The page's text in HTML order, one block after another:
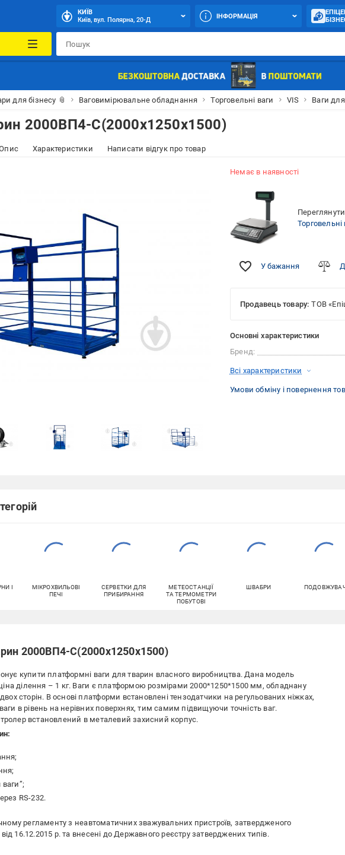
КИЇВ
Київ, вул. Полярна, 20-Д
ІНФОРМАЦІЯ
для бізнесу 📎 Ваговимірювальне обладнання Торговельні ваги VIS Ваги
2000ВП4-С(2000х1250х1500)
Характеристики Написати відгук про товар
Немає в наявності
Переглянути
Торговельні
У бажання
Продавець товару: ТОВ
Основні характеристики
Бренд:
Всі характеристики
Умови обміну і повернення
І
МІКРОХВИЛЬОВІ
ПЕЧІ
СЕРВЕТКИ ДЛЯ
ПРИБИРАННЯ
МЕТЕОСТАНЦІЇ
ТА ТЕРМОМЕТРИ
ПОБУТОВІ
ШВАБРИ
2000ВП4-С(2000х1250х1500)
купити платформні ваги для тварин власного виробництва. Дана модель
ділення – 1 кг. Ваги є платформою розмірами 2000*1250*1500 мм, обладнану
сторін. В основі платформи встановлені тензодатчики на регульованих ніжках,
в рівень на нерівних поверхнях, тим самим підвищуючи точність ваг.
встановлений в металевий захисний корпус.
RS-232.
регламенту з неавтоматичних зважувальних пристроїв, затвердженого
16.12.2015 р. та внесені до Державного реєстру затверджених типів.